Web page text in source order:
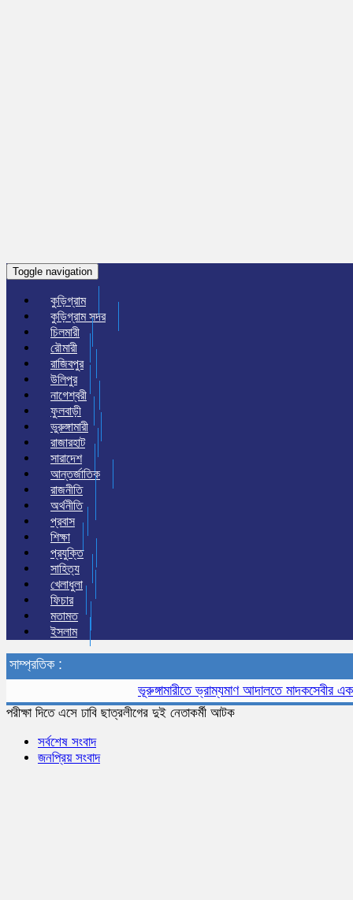
Toggle navigation
কুড়িগ্রাম
কুড়িগ্রাম সদর
চিলমারী
রৌমারী
রাজিবপুর
উলিপুর
নাগেশ্বরী
ফুলবাড়ী
ভুরুঙ্গামারী
রাজারহাট
সারাদেশ
আন্তর্জাতিক
রাজনীতি
অর্থনীতি
প্রবাস
শিক্ষা
প্রযুক্তি
সাহিত্য
খেলাধুলা
ফিচার
মতামত
ইসলাম
সাম্প্রতিক :
ভূরুঙ্গামারীতে ভ্রাম্যমাণ আদালতে মাদকসেবীর এক
পরীক্ষা দিতে এসে ঢাবি ছাত্রলীগের দুই নেতাকর্মী আটক
সর্বশেষ সংবাদ
জনপ্রিয় সংবাদ